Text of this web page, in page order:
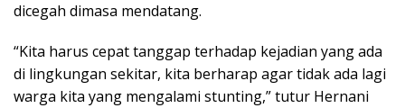
dicegah dimasa mendatang.
“Kita harus cepat tanggap terhadap kejadian yang ada
di lingkungan sekitar, kita berharap agar tidak ada lagi
warga kita yang mengalami stunting,” tutur Hernani